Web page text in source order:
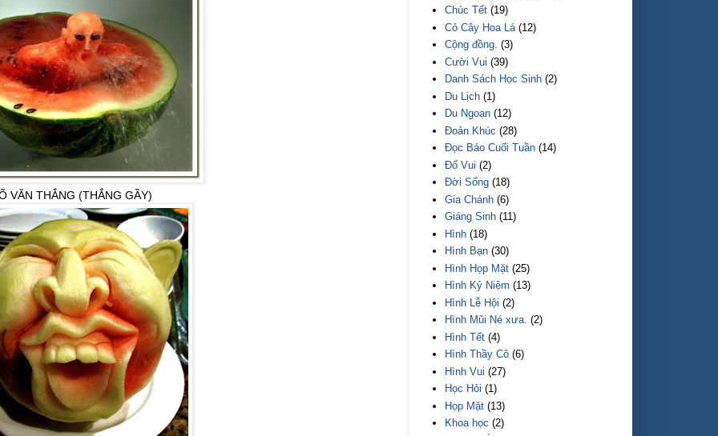
VĂN THẮNG (THẮNG GẦY)
Chúc Tết (19)
Cỏ Cây Hoa Lá (12)
Cộng đồng. (3)
Cười Vui (39)
Danh Sách Học Sinh (2)
Du Lịch (1)
Du Ngoạn (12)
Đoản Khúc (28)
Đọc Báo Cuối Tuần (14)
Đố Vui (2)
Đời Sống (18)
Gia Chánh (6)
Giáng Sinh (11)
Hình (18)
Hình Bạn (30)
Hình Họp Mặt (25)
Hình Kỷ Niệm (13)
Hình Lễ Hội (2)
Hình Mũi Né xưa. (2)
Hình Tết (4)
Hình Thầy Cô (6)
Hình Vui (27)
Học Hỏi (1)
Họp Mặt (13)
Khoa học (2)